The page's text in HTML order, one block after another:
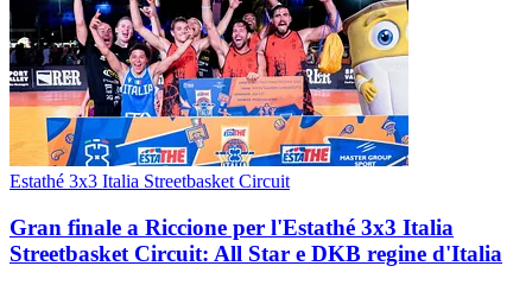
Estathé 3x3 Italia Streetbasket Circuit
Gran finale a Riccione per l'Estathé 3x3 Italia
Streetbasket Circuit: All Star e DKB regine d'Italia